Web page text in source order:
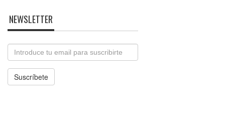
NEWSLETTER
Email
Suscríbete